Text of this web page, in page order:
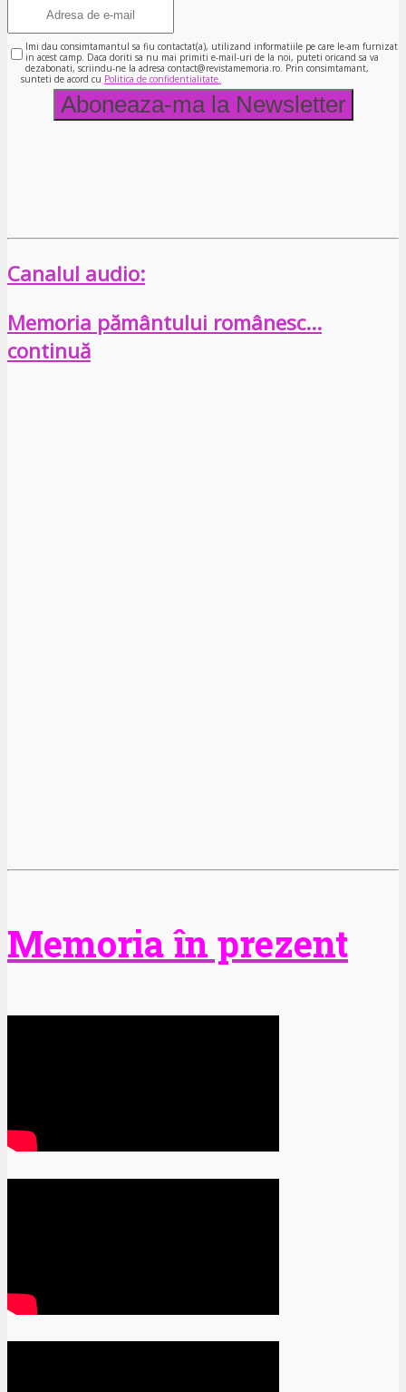
Imi dau consimtamantul sa fiu contactat(a), utilizand informatiile pe care le-am furnizat
in acest camp. Daca doriti sa nu mai primiti e-mail-uri de la noi, puteti oricand sa va
dezabonati, scriindu-ne la adresa contact@revistamemoria.ro. Prin consimtamant,
sunteti de acord cu Politica de confidentialitate.
Canalul audio:
Memoria pământului românesc…
continuă
Memoria în prezent